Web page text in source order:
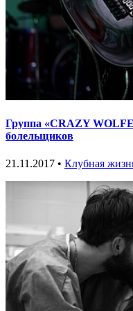
Группа «CRAZY
болельщиков
21.11.2017 • Клубная